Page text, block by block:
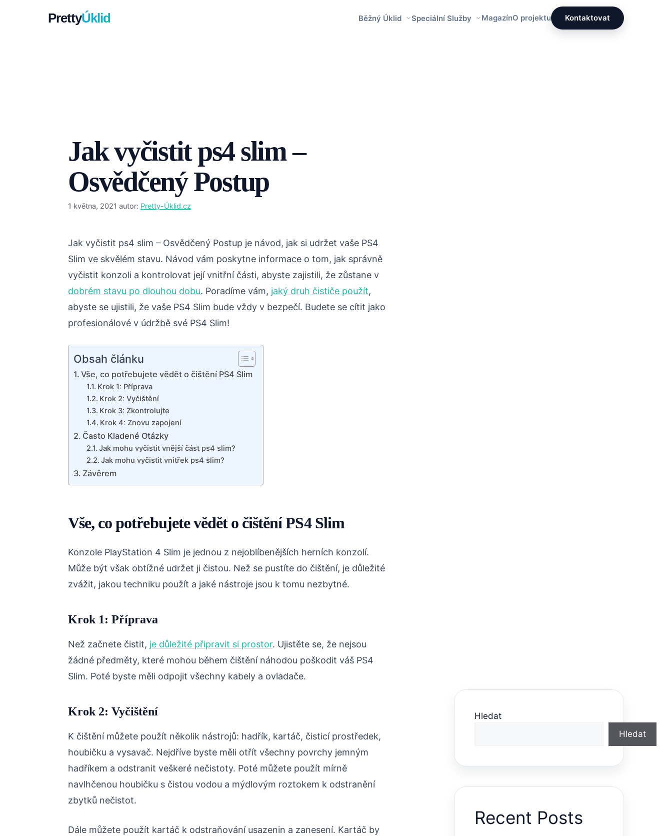
PrettyÚklid Běžný Úklid Speciální Služby MagazínO projektu Kontaktovat
Jak vyčistit ps4 slim –
Osvědčený Postup
1 května, 2021 autor: Pretty-Úklid.cz
Jak vyčistit ps4 slim – Osvědčený Postup je návod, jak si udržet vaše PS4
Slim ve skvělém stavu. Návod vám poskytne informace o tom, jak správně
vyčistit konzoli a kontrolovat její vnitřní části, abyste zajistili, že zůstane v
dobrém stavu po dlouhou dobu. Poradíme vám, jaký druh čističe použít,
abyste se ujistili, že vaše PS4 Slim bude vždy v bezpečí. Budete se cítit jako
profesionálové v údržbě své PS4 Slim!
Obsah článku
Vše, co potřebujete vědět o čištění PS4 Slim
Krok 1: Příprava
Krok 2: Vyčištění
Krok 3: Zkontrolujte
Krok 4: Znovu zapojení
Často Kladené Otázky
Jak mohu vyčistit vnější část ps4 slim?
Jak mohu vyčistit vnitřek ps4 slim?
Závěrem
Vše, co potřebujete vědět o čištění PS4 Slim
Konzole PlayStation 4 Slim je jednou z nejoblíbenějších herních konzolí.
Může být však obtížné udržet ji čistou. Než se pustíte do čištění, je důležité
zvážit, jakou techniku použít a jaké nástroje jsou k tomu nezbytné.
Krok 1: Příprava
Než začnete čistit, je důležité připravit si prostor. Ujistěte se, že nejsou
žádné předměty, které mohou během čištění náhodou poškodit váš PS4
Slim. Poté byste měli odpojit všechny kabely a ovladače.
Krok 2: Vyčištění
K čištění můžete použít několik nástrojů: hadřík, kartáč, čisticí prostředek,
houbičku a vysavač. Nejdříve byste měli otřít všechny povrchy jemným
hadříkem a odstranit veškeré nečistoty. Poté můžete použít mírně
navlhčenou houbičku s čistou vodou a mýdlovým roztokem k odstranění
zbytků nečistot.
Dále můžete použít kartáč k odstraňování usazenin a zanesení. Kartáč by
Hledat
Hledat
Recent Posts